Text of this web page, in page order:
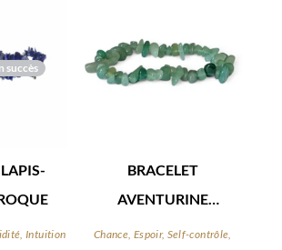
succès
Intuition
BRACELET
AVENTURINE
BAROQUE
Chance, Espoir, Self-contrôle,